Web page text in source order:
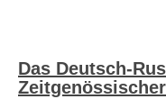
Das Deutsch-